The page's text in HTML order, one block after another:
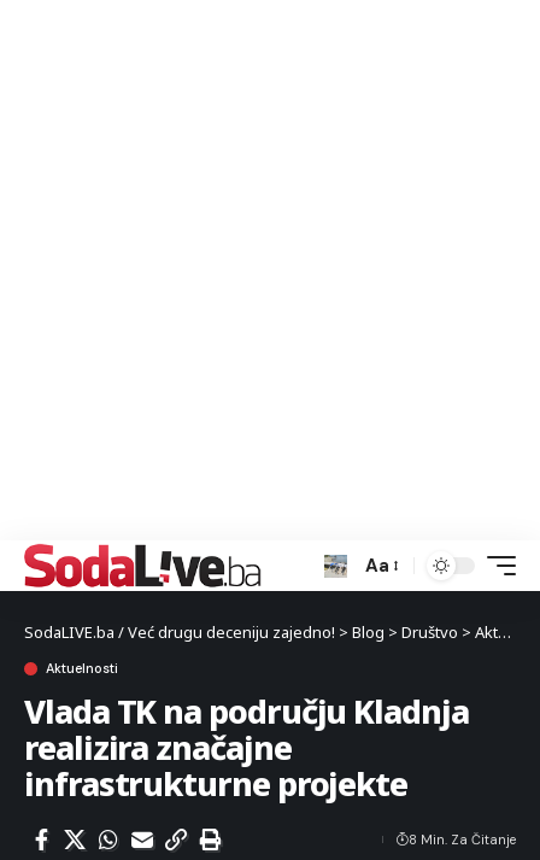
Aa
SodaLIVE.ba / Već drugu deceniju zajedno! > Blog > Društvo > Aktuelnosti
Aktuelnosti
Vlada TK na području Kladnja
realizira značajne
infrastrukturne projekte
8 Min. Za Čitanje